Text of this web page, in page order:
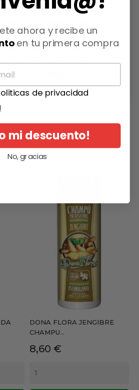
citrulline, chlorphenesin,
chloride, peg-40 hydrogenated
hydroxycitronellal,
imidazolidinyl urea, lactic
en la misma
DONA FLORA JENGIBRE
CHAMPU...
Precio
8,60 €
ahora y recibe un
en tu primera compra
de privacidad
mi descuento!
No, gracias